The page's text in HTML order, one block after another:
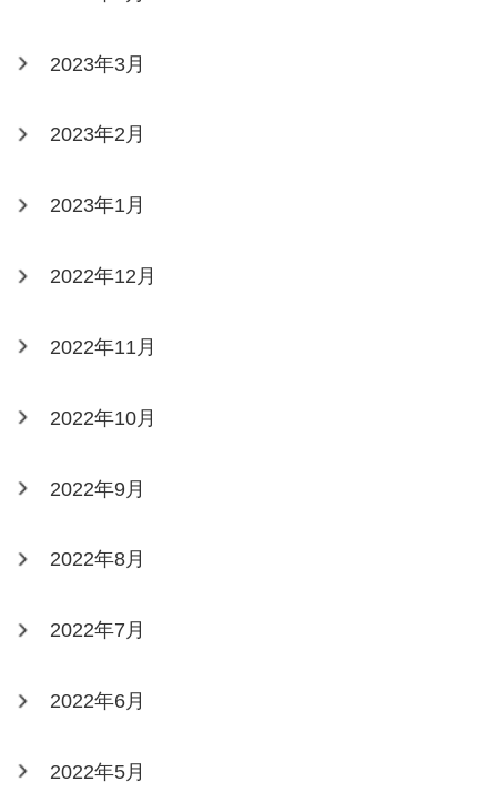
2023年3月
2023年2月
2023年1月
2022年12月
2022年11月
2022年10月
2022年9月
2022年8月
2022年7月
2022年6月
2022年5月